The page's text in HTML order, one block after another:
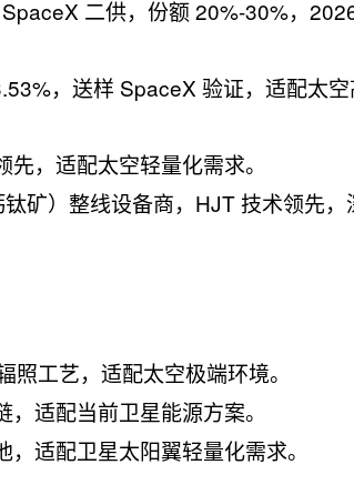
二供，份额 20%-30%，
，送样 SpaceX 验证，适配太空
，适配太空轻量化需求。
矿）整线设备商，HJT 技术领先，
工艺，适配太空极端环境。
适配当前卫星能源方案。
适配卫星太阳翼轻量化需求。